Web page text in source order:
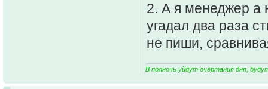
2. А я менеджер а
угадал два раза
не пиши,
В полночь уйдут очертания дня,